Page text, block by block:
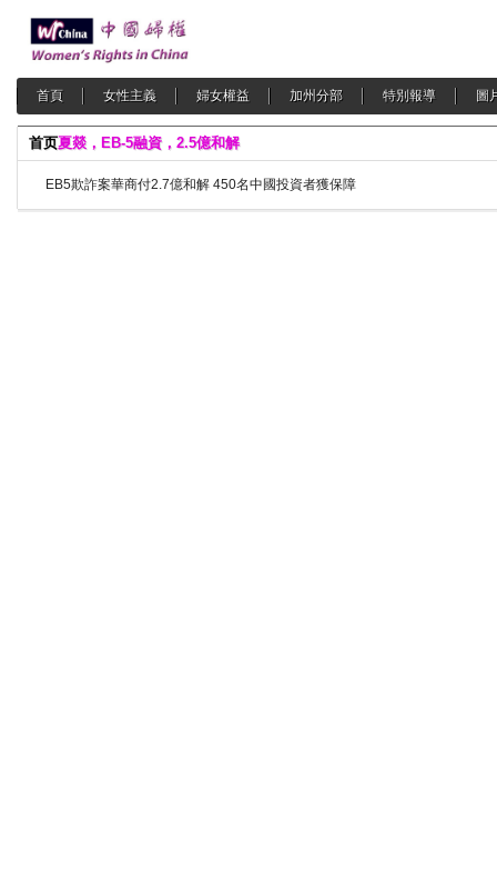
首頁 女性主義 婦女權益 加州分部 特別報導 圖
首页夏燚，EB-5融資，2.5億和解
EB5欺詐案華商付2.7億和解 450名中國投資者獲保障